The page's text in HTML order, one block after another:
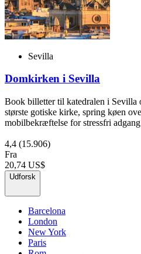
Sevilla
Domkirken i Sevilla
Book billetter til katedralen i Sevilla
største gotiske kirke, spring køen
mobilbekræftelse for stressfri adgang
4,4 (15.906)
Fra
20,74 US$
Udforsk
Barcelona
London
New York
Paris